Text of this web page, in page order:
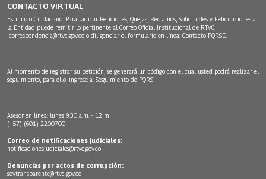
CONTACTO VIRTUAL
Estimado Ciudadano: Para radicar Peticiones, Quejas, Reclamos, Solicitudes y Felicitaciones a
la Entidad puede remitir lo pertinente al Correo Oficial Institucional de RTVC
correspondencia@rtvc.gov.co o diligenciar el formulario en línea: Contacto PQRSD.
Al momento de registrar su petición, se generará un código con el cual usted podrá realizar el
seguimiento, para ello, ingrese a: Seguimiento de PQRS
Asesor en línea: lunes 9:30 a.m. - 12 m
(+57) (601) 2200700
Correo de notificaciones judiciales:
notificacionesjudiciales@rtvc.gov.co
Denuncias por actos de corrupción:
soytransparente@rtvc.gov.co